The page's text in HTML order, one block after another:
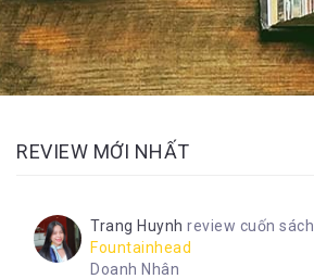
REVIEW MỚI NHẤT
Trang Huynh review cuốn sách
Fountainhead
Doanh Nhân